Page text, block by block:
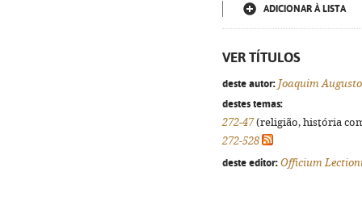
ADICIONAR À LISTA
VER TÍTULOS
deste autor: Joaquim
destes temas:
272-47(religião, história
272-528
deste editor: Officium